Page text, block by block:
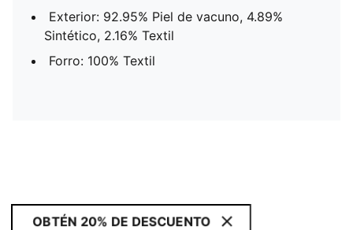
Exterior: 92.95% Piel de vacuno, 4.89%
Sintético, 2.16% Textil
Forro: 100% Textil
OBTÉN 20% DE DESCUENTO